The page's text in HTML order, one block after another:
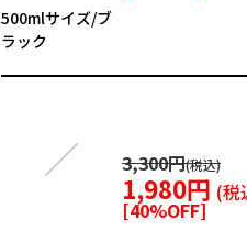
500mlサイズ/ブ
ラック
3,300円
1,980円
[40%OFF]